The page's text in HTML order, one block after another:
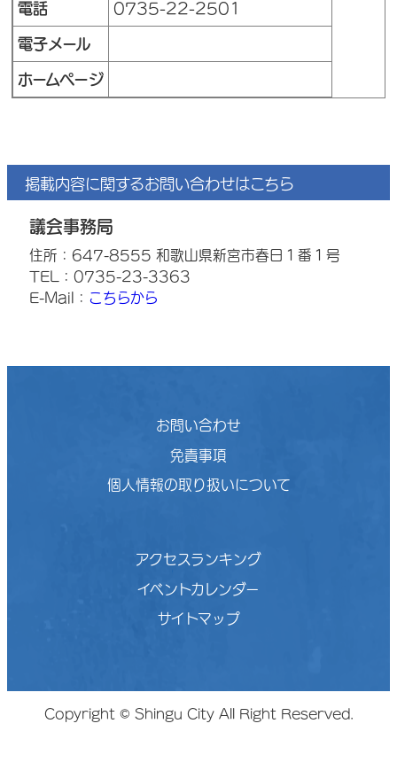
電話 0735-22-2501
電子メール
ホームページ
掲載内容に関するお問い合わせはこちら
議会事務局
住所：647-8555 和歌山県新宮市春日１番１号
TEL：0735-23-3363
E-Mail： こちらから
お問い合わせ
免責事項
個人情報の取り扱いについて
アクセスランキング
イベントカレンダー
サイトマップ
Copyright © Shingu City All Right Reserved.